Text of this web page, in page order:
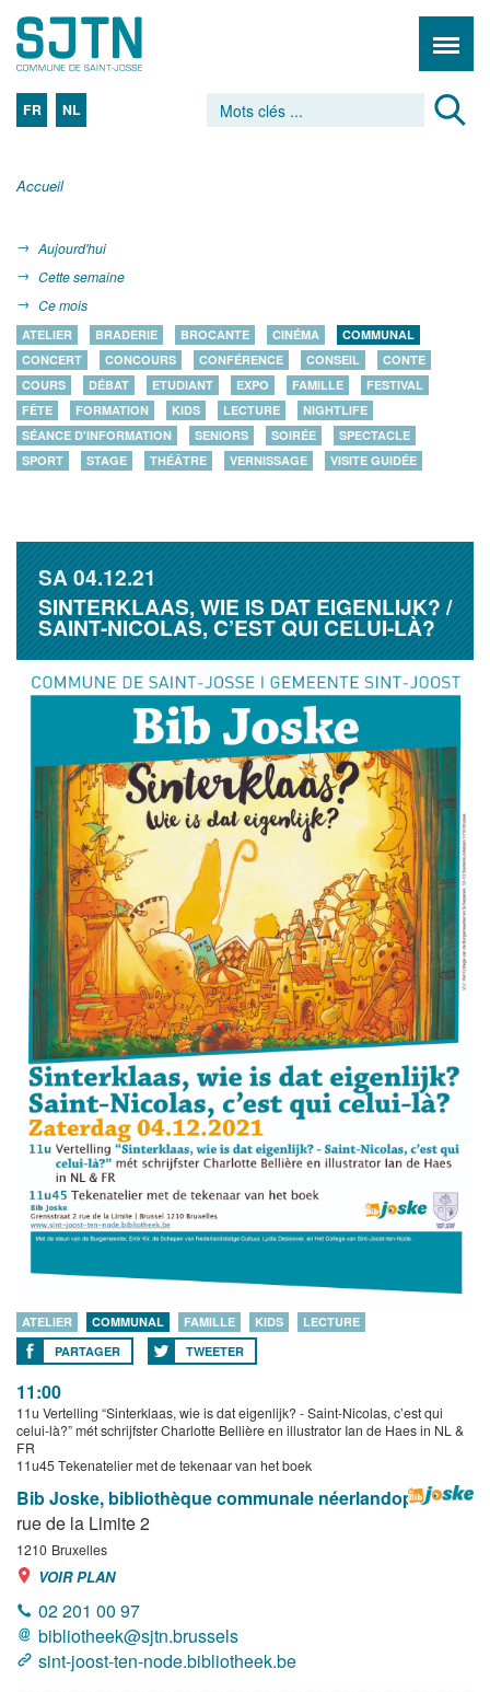
FR NL
Accueil
Aujourd'hui
Cette semaine
Ce mois
ATELIER BRADERIE BROCANTE CINÉMA
COMMUNAL
CONCERT
CONCOURS CONFÉRENCE CONSEIL
CONTE
COURS
DÉBAT ETUDIANT EXPO FAMILLE
FESTIVAL
FÊTE
FORMATION KIDS LECTURE
NIGHTLIFE
SÉANCE D'INFORMATION
SENIORS SOIRÉE
SPECTACLE
SPORT
STAGE THÉÂTRE VERNISSAGE VISITE GUIDÉE
SA04.12.21
SINTERKLAAS, WIE IS DAT EIGENLIJK? /
SAINT-NICOLAS, C’EST QUI CELUI-LÀ?
ATELIER COMMUNAL FAMILLE KIDS
LECTURE
PARTAGER
TWEETER
11:00
11u Vertelling “Sinterklaas, wie is dat eigenlijk? - Saint-Nicolas, c’est qui
celui-là?” mét schrijfster Charlotte Bellière en illustrator Ian de Haes in NL &
FR
11u45 Tekenatelier met de tekenaar van het boek
Bib Joske, bibliothèque communale néerlandophone
rue de la Limite 2
1210 Bruxelles
VOIR PLAN
02 201 00 97
bibliotheek@sjtn.brussels
sint-joost-ten-node.bibliotheek.be